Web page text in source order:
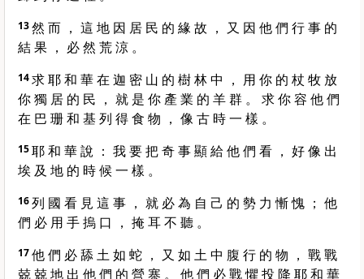
13然 而 ， 這 地 因 居 民 的 緣 故 ， 又 因 他 們 行 事 的
結 果 ， 必 然 荒 涼 。
14求 耶 和 華 在 迦 密 山 的 樹 林 中 ， 用 你 的 杖 牧 放
你 獨 居 的 民 ， 就 是 你 產 業 的 羊 群 。 求 你 容 他 們
在 巴 珊 和 基 列 得 食 物 ， 像 古 時 一 樣 。
15耶 和 華 說 ： 我 要 把 奇 事 顯 給 他 們 看 ， 好 像 出
埃 及 地 的 時 候 一 樣 。
16列 國 看 見 這 事 ， 就 必 為 自 己 的 勢 力 慚 愧 ； 他
們 必 用 手 摀 口 ， 掩 耳 不 聽 。
17他 們 必 舔 土 如 蛇 ， 又 如 土 中 腹 行 的 物 ， 戰 戰
兢 兢 地 出 他 們 的 營 寨 。 他 們 必 戰 懼 投 降 耶 和 華